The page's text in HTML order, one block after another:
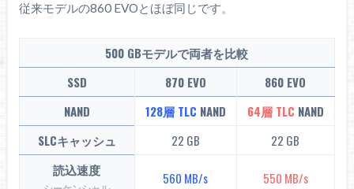
従来モデルの860 EVOとほぼ同じです。
500 GBモデルで両者を比較
SSD
870 EVO
860 EVO
NAND
128層 TLC NAND 64層 TLC NAND
SLCキャッシュ
22 GB
22 GB
読込速度
560 MB/s 550 MB/s